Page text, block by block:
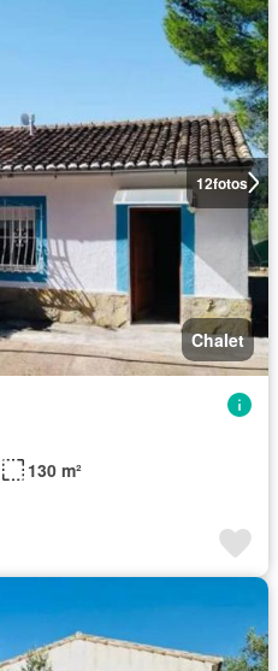
12fotos
Chalet
130 m²